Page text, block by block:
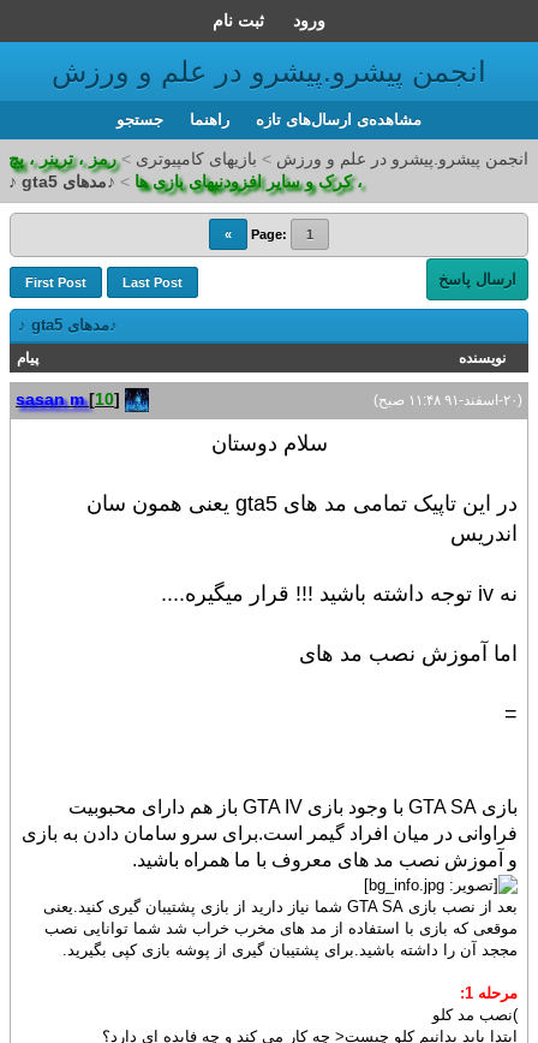
ورود ثبت نام
انجمن پیشرو.پیشرو در علم و ورزش
مشاهده‌ی ارسال‌های تازه‌ راهنما جستجو
انجمن پیشرو.پیشرو در علم و ورزش > بازیهای کامپیوتری >رمز ، ترینر ، پچ
، کرک و سایر افزودنیهای بازی ها > ♪مدهای gta5 ♪
Page: 1
»
First Post Last Post ارسال پاسخ
♪مدهای gta5 ♪
نویسنده پیام
(۲۰-اسفند-۹۱ ۱۱:۴۸ صبح) sasan m[10]
سلام دوستان
در این تاپیک تمامی مد های
gta5 یعنی همون سان
اندریس
نه iv توجه داشته باشید !!! قرار میگیره....
اما آموزش نصب مد های
=
بازی GTA SA با وجود بازی GTA IV باز هم دارای محبوبیت
فراوانی در میان افراد گیمر است.برای سرو سامان دادن به بازی
و آموزش نصب مد های معروف با ما همراه باشید.
بعد از نصب بازی GTA SA شما نیاز دارید از بازی پشتیبان گیری کنید.یعنی
موقعی که بازی با استفاده از مد های مخرب خراب شد شما توانایی نصب
مججد آن را داشته باشید.برای پشتیبان گیری از پوشه بازی کپی بگیرید.
مرحله 1:
)نصب مد کلو
ابتدا باید بدانیم کلو چیست< چه کار می کند و چه فایده ای دارد؟